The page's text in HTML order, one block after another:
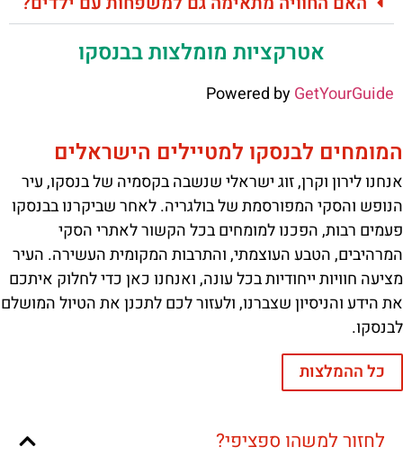
אטרקציות מומלצות בבנסקו
Powered byGetYourGuide
המומחים לבנסקו למטיילים הישראלים
אנחנו לירון וקרן, זוג ישראלי שנשבה בקסמיה של בנסקו, עיר
הנופש והסקי המפורסמת של בולגריה. לאחר שביקרנו בבנסקו
פעמים רבות, הפכנו למומחים בכל הקשור לאתרי הסקי
המרהיבים, הטבע העוצמתי, והתרבות המקומית העשירה. העיר
מציעה חוויות ייחודיות בכל עונה, ואנחנו כאן כדי לחלוק איתכם
את הידע והניסיון שצברנו, ולעזור לכם לתכנן את הטיול המושלם
לבנסקו.
כל ההמלצות
לחזור למשהו ספציפי?